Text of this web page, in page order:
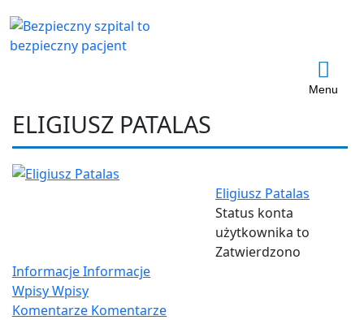
Menu
ELIGIUSZ PATALAS
Eligiusz Patalas
Status konta
użytkownika to
Zatwierdzono
InformacjeInformacje
WpisyWpisy
Komentarze Komentarze